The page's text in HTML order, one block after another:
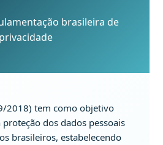
brasileira de
privacidade
2018) tem como objetivo
dos dados pessoais
brasileiros, estabelecendo